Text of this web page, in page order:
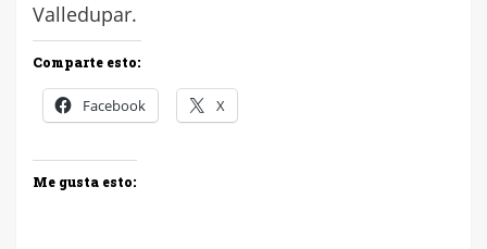
Valledupar.
Comparte esto:
Facebook X
Me gusta esto: